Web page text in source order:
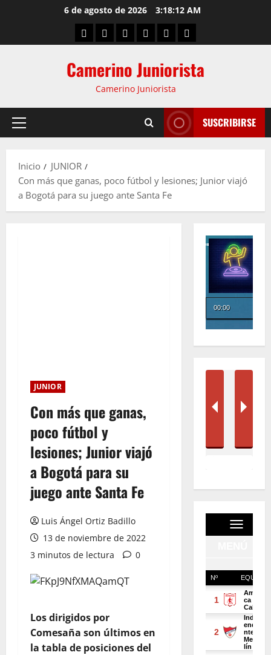
6 de agosto de 2026 3:18:13 AM
Camerino Juniorista
Camerino Juniorista
SUSCRIBIRSE
Inicio
JUNIOR
Con más que ganas, poco fútbol y lesiones; Junior viajó
a Bogotá para su juego ante Santa Fe
JUNIOR
Con más que ganas,
poco fútbol y
lesiones; Junior viajó
a Bogotá para su
juego ante Santa Fe
Luis Ángel Ortiz Badillo
13 de noviembre de 2022
3 minutos de lectura
0
Los dirigidos por
Comesaña son últimos en
la tabla de posiciones del